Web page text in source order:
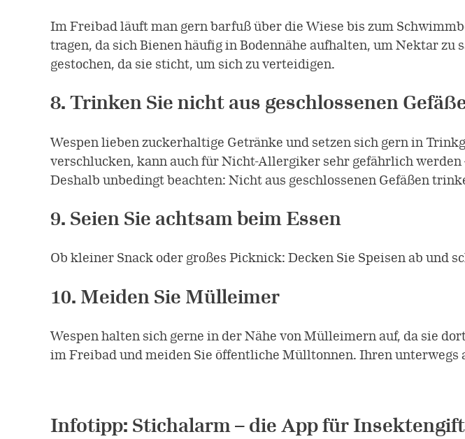
Im Freibad läuft man gern barfuß über die Wiese bis zum
tragen, da sich Bienen häufig in Bodennähe aufhalten, um Nektar
gestochen, da sie sticht, um sich zu verteidigen.
8. Trinken Sie nicht aus geschlossenen
Wespen lieben zuckerhaltige Getränke und setzen sich gern in
verschlucken, kann auch für Nicht-Allergiker sehr gefährlich
Deshalb unbedingt beachten: Nicht aus geschlossenen Gefäßen
9. Seien Sie achtsam beim Essen
Ob kleiner Snack oder großes Picknick: Decken Sie Speisen ab und
10. Meiden Sie Mülleimer
Wespen halten sich gerne in der Nähe von Mülleimern auf, da sie
im Freibad und meiden Sie öffentliche Mülltonnen. Ihren unterwegs
Infotipp: Stichalarm – die App für